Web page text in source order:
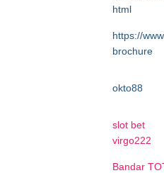
html
https://
brochure
okto88
slot bet
virgo222
Bandar